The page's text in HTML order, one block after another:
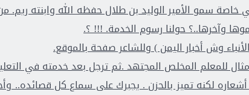
خاصة سمو الأمير الوليد بن طلال حفظه الله وابنته
وآخرها..؟ حولنا رسوم الخدمة. !!! ؟.
وش أخبار اليمن ) وللشاعر صفحة بالموقع.
المجتهد .ثم ترجل بعد خدمته في التعليم لمدة 25 عاما. عمل معرفا
لكنه تميز بالحزن . يجبرك على سماع كل قصائده..